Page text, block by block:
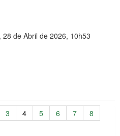
de Abril de 2026, 10h53
3 4 5 6 7
8